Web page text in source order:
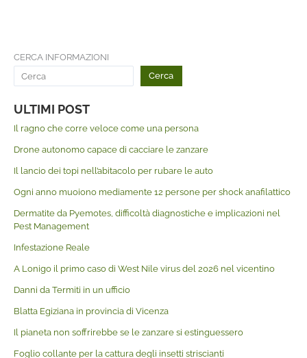
CERCA INFORMAZIONI
Cerca
ULTIMI POST
Il ragno che corre veloce come una persona
Drone autonomo capace di cacciare le zanzare
Il lancio dei topi nell’abitacolo per rubare le auto
Ogni anno muoiono mediamente 12 persone per shock anafilattico
Dermatite da Pyemotes, difficoltà diagnostiche e implicazioni nel
Pest Management
Infestazione Reale
A Lonigo il primo caso di West Nile virus del 2026 nel vicentino
Danni da Termiti in un ufficio
Blatta Egiziana in provincia di Vicenza
Il pianeta non soffrirebbe se le zanzare si estinguessero
Foglio collante per la cattura degli insetti striscianti